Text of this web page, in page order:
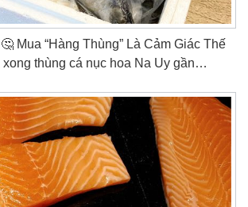
Mua “Hàng Thùng” Là Cảm Giác Thế
xong thùng cá nục hoa Na Uy gần…